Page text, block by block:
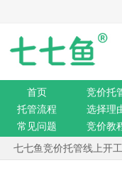
首页 竞价托
托管流程
选择理
常见问题
竞价教
竞价转化
解决方案
网站托管
360托
咨询竞价托管请不要用
恭喜七七鱼网站获得必
警惕低价托管给企业带
七七鱼竞价托管线上开工